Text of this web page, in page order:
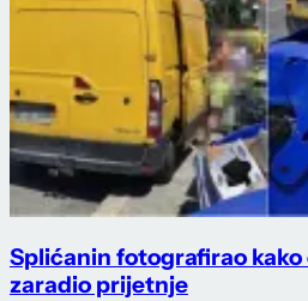
Splićanin fotografirao kako
zaradio prijetnje